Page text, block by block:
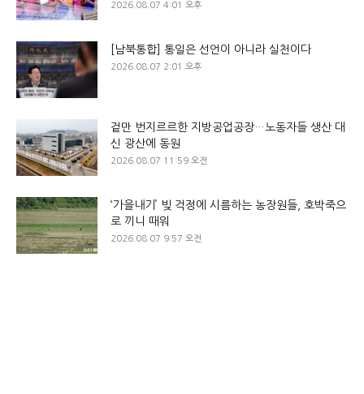
2026.08.07 4:01 오후
[남북통합] 통일은 선언이 아니라 실천이다
2026.08.07 2:01 오후
겉만 번지르르한 지방공업공장…노동자들 생산 대
신 광산에 동원
2026.08.07 11:59 오전
‘가을내기’ 빚 걱정에 시름하는 농장원들, 호박죽으
로 끼니 때워
2026.08.07 9:57 오전